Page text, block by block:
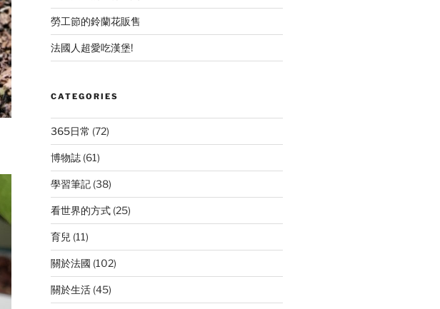
勞工節的鈴蘭花販售
法國人超愛吃漢堡!
CATEGORIES
365日常 (72)
博物誌(61)
學習筆記(38)
看世界的方式(25)
育兒 (11)
關於法國 (102)
關於生活(45)